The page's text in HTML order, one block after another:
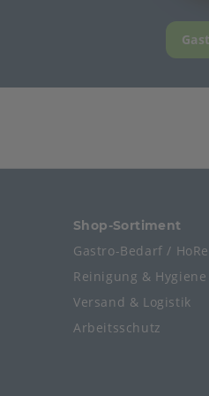
Shop-Sortiment
Gastro-Bedarf /
Reinigung & Hygiene
Versand & Logistik
Arbeitsschutz